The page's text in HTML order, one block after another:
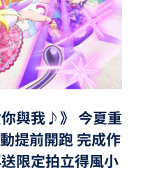
與我♪》 今夏重
提前開跑 完成作
限定拍立得風小